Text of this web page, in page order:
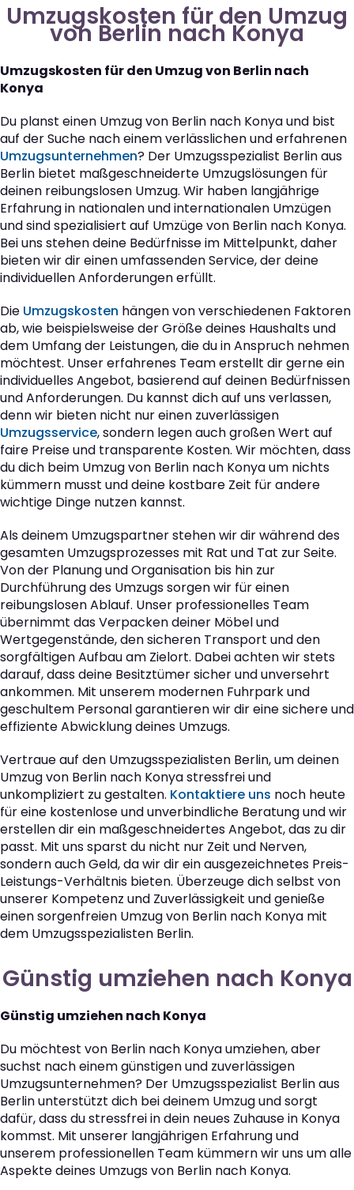
Umzugskosten für den Umzug
von Berlin nach Konya
Umzugskosten für den Umzug von Berlin nach
Konya
Du planst einen Umzug von Berlin nach Konya und bist
auf der Suche nach einem verlässlichen und erfahrenen
Umzugsunternehmen? Der Umzugsspezialist Berlin aus
Berlin bietet maßgeschneiderte Umzugslösungen für
deinen reibungslosen Umzug. Wir haben langjährige
Erfahrung in nationalen und internationalen Umzügen
und sind spezialisiert auf Umzüge von Berlin nach Konya.
Bei uns stehen deine Bedürfnisse im Mittelpunkt, daher
bieten wir dir einen umfassenden Service, der deine
individuellen Anforderungen erfüllt.
Die Umzugskosten hängen von verschiedenen Faktoren
ab, wie beispielsweise der Größe deines Haushalts und
dem Umfang der Leistungen, die du in Anspruch nehmen
möchtest. Unser erfahrenes Team erstellt dir gerne ein
individuelles Angebot, basierend auf deinen Bedürfnissen
und Anforderungen. Du kannst dich auf uns verlassen,
denn wir bieten nicht nur einen zuverlässigen
Umzugsservice, sondern legen auch großen Wert auf
faire Preise und transparente Kosten. Wir möchten, dass
du dich beim Umzug von Berlin nach Konya um nichts
kümmern musst und deine kostbare Zeit für andere
wichtige Dinge nutzen kannst.
Als deinem Umzugspartner stehen wir dir während des
gesamten Umzugsprozesses mit Rat und Tat zur Seite.
Von der Planung und Organisation bis hin zur
Durchführung des Umzugs sorgen wir für einen
reibungslosen Ablauf. Unser professionelles Team
übernimmt das Verpacken deiner Möbel und
Wertgegenstände, den sicheren Transport und den
sorgfältigen Aufbau am Zielort. Dabei achten wir stets
darauf, dass deine Besitztümer sicher und unversehrt
ankommen. Mit unserem modernen Fuhrpark und
geschultem Personal garantieren wir dir eine sichere und
effiziente Abwicklung deines Umzugs.
Vertraue auf den Umzugsspezialisten Berlin, um deinen
Umzug von Berlin nach Konya stressfrei und
unkompliziert zu gestalten. Kontaktiere uns noch heute
für eine kostenlose und unverbindliche Beratung und wir
erstellen dir ein maßgeschneidertes Angebot, das zu dir
passt. Mit uns sparst du nicht nur Zeit und Nerven,
sondern auch Geld, da wir dir ein ausgezeichnetes Preis-
Leistungs-Verhältnis bieten. Überzeuge dich selbst von
unserer Kompetenz und Zuverlässigkeit und genieße
einen sorgenfreien Umzug von Berlin nach Konya mit
dem Umzugsspezialisten Berlin.
Günstig umziehen nach Konya
Günstig umziehen nach Konya
Du möchtest von Berlin nach Konya umziehen, aber
suchst nach einem günstigen und zuverlässigen
Umzugsunternehmen? Der Umzugsspezialist Berlin aus
Berlin unterstützt dich bei deinem Umzug und sorgt
dafür, dass du stressfrei in dein neues Zuhause in Konya
kommst. Mit unserer langjährigen Erfahrung und
unserem professionellen Team kümmern wir uns um alle
Aspekte deines Umzugs von Berlin nach Konya.